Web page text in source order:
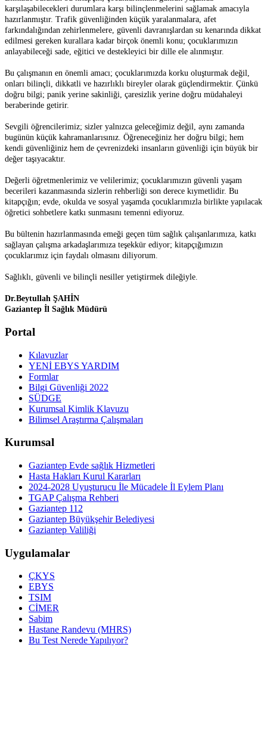
karşılaşabilecekleri durumlara karşı bilinçlenmelerini sağlamak amacıyla
hazırlanmıştır. Trafik güvenliğinden küçük yaralanmalara, afet
farkındalığından zehirlenmelere, güvenli davranışlardan su kenarında dikkat
edilmesi gereken kurallara kadar birçok önemli konu; çocuklarımızın
anlayabileceği sade, eğitici ve destekleyici bir dille ele alınmıştır.
Bu çalışmanın en önemli amacı; çocuklarımızda korku oluşturmak değil,
onları bilinçli, dikkatli ve hazırlıklı bireyler olarak güçlendirmektir. Çünkü
doğru bilgi; panik yerine sakinliği, çaresizlik yerine doğru müdahaleyi
beraberinde getirir.
Sevgili öğrencilerimiz; sizler yalnızca geleceğimiz değil, aynı zamanda
bugünün küçük kahramanlarısınız. Öğreneceğiniz her doğru bilgi; hem
kendi güvenliğiniz hem de çevrenizdeki insanların güvenliği için büyük bir
değer taşıyacaktır.
Değerli öğretmenlerimiz ve velilerimiz; çocuklarımızın güvenli yaşam
becerileri kazanmasında sizlerin rehberliği son derece kıymetlidir. Bu
kitapçığın; evde, okulda ve sosyal yaşamda çocuklarımızla birlikte yapılacak
öğretici sohbetlere katkı sunmasını temenni ediyoruz.
Bu bültenin hazırlanmasında emeği geçen tüm sağlık çalışanlarımıza, katkı
sağlayan çalışma arkadaşlarımıza teşekkür ediyor; kitapçığımızın
çocuklarımız için faydalı olmasını diliyorum.
Sağlıklı, güvenli ve bilinçli nesiller yetiştirmek dileğiyle.
Dr.Beytullah ŞAHİN
Gaziantep İl Sağlık Müdürü
Portal
Kılavuzlar
YENİ EBYS YARDIM
Formlar
Bilgi Güvenliği 2022
SÜDGE
Kurumsal Kimlik Klavuzu
Bilimsel Araştırma Çalışmaları
Kurumsal
Gaziantep Evde sağlık Hizmetleri
Hasta Hakları Kurul Kararları
2024-2028 Uyuşturucu İle Mücadele İl Eylem Planı
TGAP Çalışma Rehberi
Gaziantep 112
Gaziantep Büyükşehir Belediyesi
Gaziantep Valiliği
Uygulamalar
ÇKYS
EBYS
TSIM
CİMER
Sabim
Hastane Randevu (MHRS)
Bu Test Nerede Yapılıyor?